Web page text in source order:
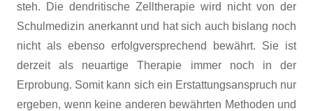
steh. Die dendritische Zelltherapie wird nicht von der
Schulmedizin anerkannt und hat sich auch bislang noch
nicht als ebenso erfolgversprechend bewährt. Sie ist
derzeit als neuartige Therapie immer noch in der
Erprobung. Somit kann sich ein Erstattungsanspruch nur
ergeben, wenn keine anderen bewährten Methoden und